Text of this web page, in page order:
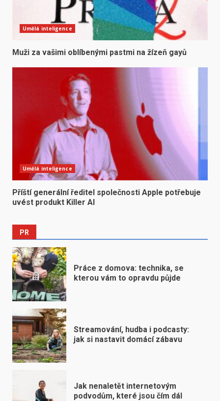
Umělá inteligence
Muži za vašimi oblíbenými pastmi na žízeň gayů
Umělá inteligence
Příští generální ředitel společnosti Apple potřebuje
uvést produkt Killer AI
PR
Práce z domova: technika, se
kterou vám to opravdu půjde
Streamování, hudba i podcasty:
jak si nastavit domácí zábavu
Jak nenaletět internetovým
podvodům, které jsou čím dál